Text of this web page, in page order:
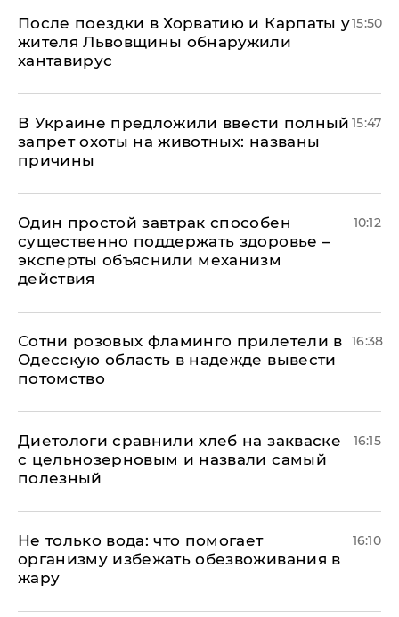
После поездки в Хорватию и Карпаты у
жителя Львовщины обнаружили
хантавирус
15:50
В Украине предложили ввести полный
запрет охоты на животных: названы
причины
15:47
Один простой завтрак способен
существенно поддержать здоровье –
эксперты объяснили механизм
действия
10:12
Сотни розовых фламинго прилетели в
Одесскую область в надежде вывести
потомство
16:38
Диетологи сравнили хлеб на закваске
с цельнозерновым и назвали самый
полезный
16:15
Не только вода: что помогает
организму избежать обезвоживания в
жару
16:10